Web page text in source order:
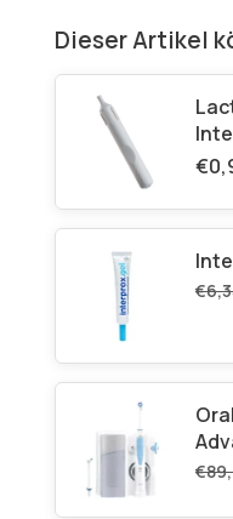
Dieser Artikel